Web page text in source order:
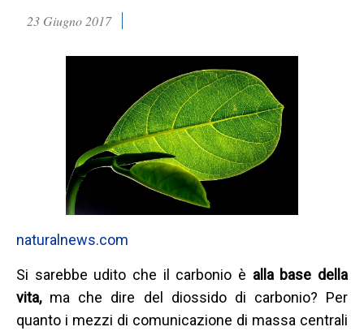
23 Giugno 2017
naturalnews.com
Si sarebbe udito che il carbonio è alla base della
vita, ma che dire del diossido di carbonio? Per
quanto i mezzi di comunicazione di massa centrali